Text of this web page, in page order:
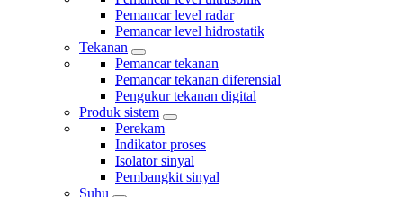
Pemancar level radar
Pemancar level hidrostatik
Tekanan
Pemancar tekanan
Pemancar tekanan diferensial
Pengukur tekanan digital
Produk sistem
Perekam
Indikator proses
Isolator sinyal
Pembangkit sinyal
Suhu